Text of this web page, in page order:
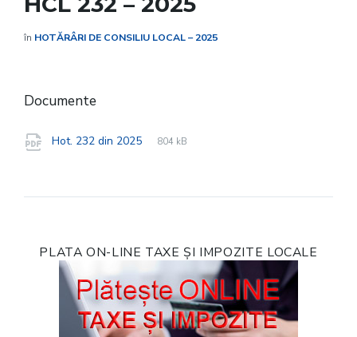
în HOTĂRÂRI DE CONSILIU LOCAL – 2025
Documente
Hot. 232 din 2025
File
pdf
File
804 kB
PLATA ON-LINE TAXE ȘI IMPOZITE LOCALE